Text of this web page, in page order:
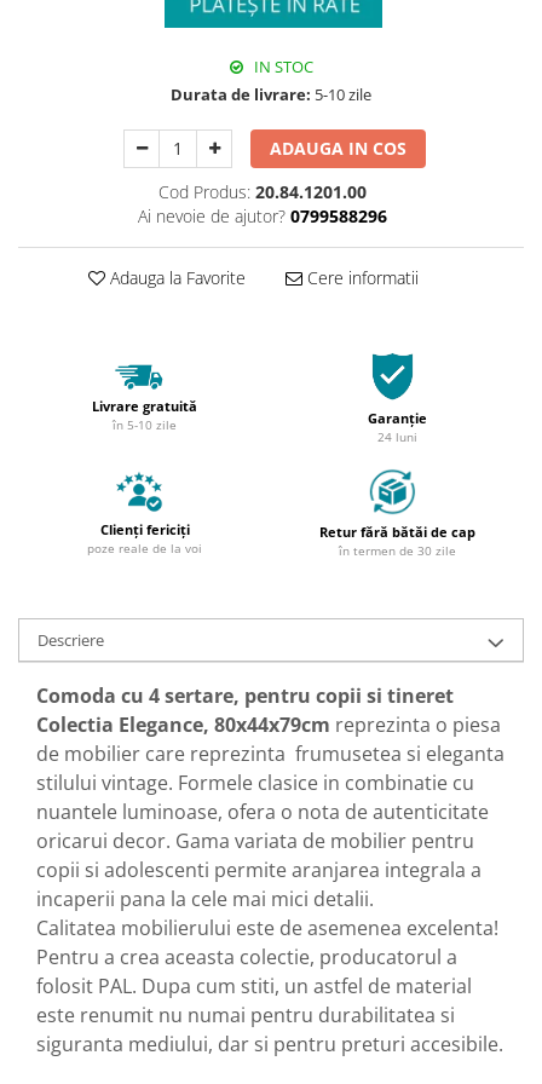
IN STOC
Durata de livrare: 5-10 zile
ADAUGA IN COS
Cod Produs: 20.84.1201.00
Ai nevoie de ajutor? 0799588296
Adauga la Favorite Cere informatii
Livrare gratuită
în 5-10 zile Garanție
24 luni
Clienți fericiți
poze reale de la voi
Retur fără bătăi de cap
în termen de 30 zile
Descriere
Comoda cu 4 sertare, pentru copii si tineret
Colectia Elegance, 80x44x79cm reprezinta o piesa
de mobilier care reprezinta frumusetea si eleganta
stilului vintage. Formele clasice in combinatie cu
nuantele luminoase, ofera o nota de autenticitate
oricarui decor. Gama variata de mobilier pentru
copii si adolescenti permite aranjarea integrala a
incaperii pana la cele mai mici detalii.
Calitatea mobilierului este de asemenea excelenta!
Pentru a crea aceasta colectie, producatorul a
folosit PAL. Dupa cum stiti, un astfel de material
este renumit nu numai pentru durabilitatea si
siguranta mediului, dar si pentru preturi accesibile.